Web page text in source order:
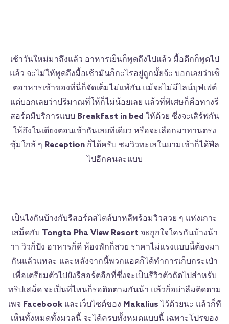
เช้าวันใหม่มาถึงแล้ว อาหารเย็นก็พูดถึงไปแล้ว มื้อดึกก็พูดไป
แล้ว จะไม่ให้พูดถึงมื้อเช้ามันก็กะไรอยู่ถูกมั้ยจ้ะ บอกเลยว่าเซ็
ตอาหารเช้าของที่นี่ก็จัดเต็มไม่แพ้กัน แม้จะไม่มีไลน์บุฟเฟต์
แต่บอกเลยว่าปริมาณที่ให้ก็ไม่น้อยเลย แล้วที่พิเศษก็คือทางรี
สอร์ตมีบริการแบบ Breakfast in bed ให้ด้วย ซึ่งจะเสิร์ฟกัน
ให้ถึงในเตียงตอนเช้ากันเลยทีเดียว หรือจะเลือกมาทานตรง
ซุ้มใกล้ ๆ Receptionก็ได้ครับ ชมวิวทะเลในยามเช้าก็ได้ฟีล
ไปอีกคนละแบบ
เป็นไงกันบ้างกับรีสอร์ตสไตล์บาหลีพร้อมวิวสวย ๆ แห่งเกาะ
เสม็ดกับ Tongta Pha View Resort จะถูกใจใครกันบ้างน้า
าา วิวก็ปัง อาหารก็ดี ห้องพักก็สวย ราคาไม่แรงแบบนี้ต้องมา
กันแล้วแหละ และหลังจากนี้พวกแอดก็ได้ทำการเก็บกระเป๋า
เพื่อเตรียมตัวไปยังรีสอร์ตอีกที่ซึ่งจะเป็นรีวิวตัวถัดไปสำหรับ
ทริปเสม็ด จะเป็นที่ไหนก็รอติดตามกันน้า แล้วก็อย่าลืมติดตาม
เพจ Facebookและเว็บไซต์ของ Makalius ไว้ด้วยนะ แล้วก็ที
เห็นทั้งหมดทั้งมวลนี้ จะได้ครบทั้งหมดแบบนี้ เฉพาะโปรของ